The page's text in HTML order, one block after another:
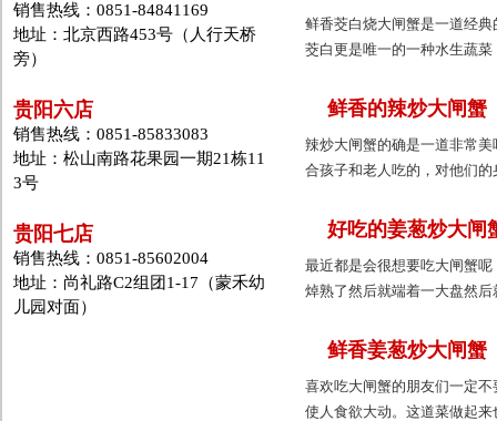
销售热线：0851-84841169
地址：北京西路453号（人行天桥
旁）
贵阳六店
销售热线：0851-85833083
地址：松山南路花果园一期21栋11
3号
贵阳七店
销售热线：0851-85602004
地址：尚礼路C2组团1-17（蒙禾幼
儿园对面）
鲜香茭白烧大闸蟹是一道经
茭白更是唯一的一种水生蔬
鲜香的辣炒大闸蟹
辣炒大闸蟹的确是一道非常
合孩子和老人吃的，对他们
好吃的姜葱炒大闸
最近都是会很想要吃大闸蟹
焯熟了然后就端着一大盘然
鲜香姜葱炒大闸蟹
喜欢吃大闸蟹的朋友们一定
使人食欲大动。这道菜做起